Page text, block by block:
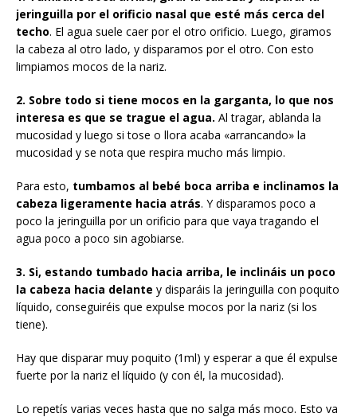
jeringuilla por el orificio nasal que esté más cerca del
techo. El agua suele caer por el otro orificio. Luego, giramos
la cabeza al otro lado, y disparamos por el otro. Con esto
limpiamos mocos de la nariz.
2. Sobre todo si tiene mocos en la garganta, lo que nos
interesa es que se trague el agua. Al tragar, ablanda la
mucosidad y luego si tose o llora acaba «arrancando» la
mucosidad y se nota que respira mucho más limpio.
Para esto, tumbamos al bebé boca arriba e inclinamos la
cabeza ligeramente hacia atrás. Y disparamos poco a
poco la jeringuilla por un orificio para que vaya tragando el
agua poco a poco sin agobiarse.
3. Si, estando tumbado hacia arriba, le inclináis un poco
la cabeza hacia delante y disparáis la jeringuilla con poquito
líquido, conseguiréis que expulse mocos por la nariz (si los
tiene).
Hay que disparar muy poquito (1ml) y esperar a que él expulse
fuerte por la nariz el líquido (y con él, la mucosidad).
Lo repetís varias veces hasta que no salga más moco. Esto va